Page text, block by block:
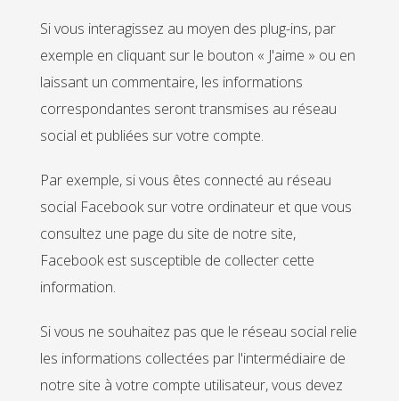
Si vous interagissez au moyen des plug-ins, par
exemple en cliquant sur le bouton « J'aime » ou en
laissant un commentaire, les informations
correspondantes seront transmises au réseau
social et publiées sur votre compte.
Par exemple, si vous êtes connecté au réseau
social Facebook sur votre ordinateur et que vous
consultez une page du site de notre site,
Facebook est susceptible de collecter cette
information.
Si vous ne souhaitez pas que le réseau social relie
les informations collectées par l'intermédiaire de
notre site à votre compte utilisateur, vous devez